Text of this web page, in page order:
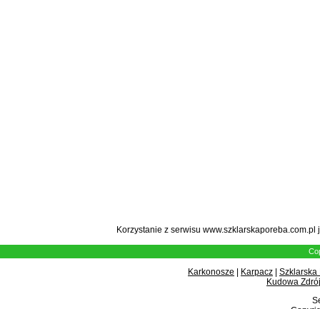
Korzystanie z serwisu
Karkonosze Karpacz
Szklarska
Kudowa